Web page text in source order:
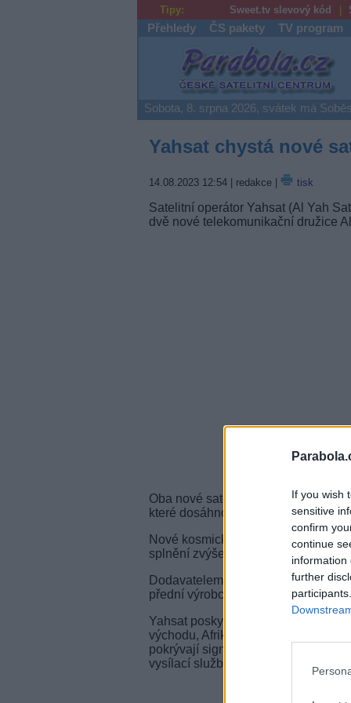
If you wish
sensitive
confirm
continue
information
further
Tipy: Sweet.tv slevový kód
Přehledy ČS pakety TV program
Parabola.cz
Sobota, 8. srpna 2026, svátek má
Yahsat chystá nové
14.08.2023 12:54| redakce | tisk
Satelitní operátor Yahsat (Al Yah
dvě nové telekomunikační družice
Oba nové satelity mají doplnit a
které dosáhnou konce své
Nové kosmické aparáty mají těžit z
splnění zvýšených vládních
Dodavatelem nových satelitů má
přední výrobce satelitů a
Yahsat poskytuje své satelitní
východu, Afriky, Jižní Ameriky, Asie
pokrývají signálem více než 80
vysílací služby, backhauling a